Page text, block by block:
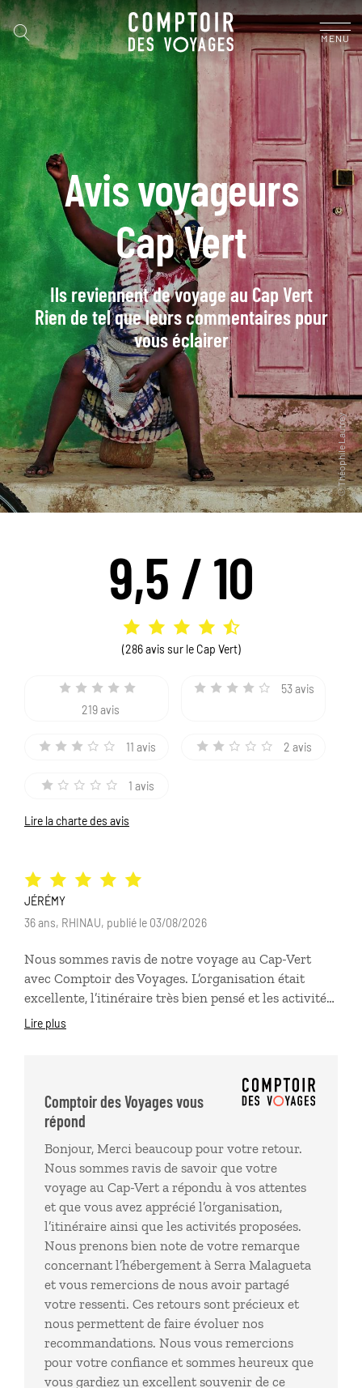
MENU
Avis voyageurs
Cap Vert
Ils reviennent de voyage au Cap Vert
Rien de tel que leurs commentaires pour
vous éclairer
9,5 / 10
(286 avis sur le Cap Vert)
219 avis
53 avis
11 avis 2 avis
1 avis
Lire la charte des avis
Nous sommes ravis de notre voyage au Cap-Vert
avec Comptoir des Voyages. L’organisation était
excellente, l’itinéraire très bien pensé et les activités
proposées étaient variées et parfaitement adaptées à
nous a semblé moins agréable et pas très propre.
Avec le recul, nous aurions préféré éviter cette étape,
passer deux nuits supplémentaires dans notre
dernier hôtel à Tarrafal et effectuer les activités de
cette région en voiture (Serra Malagueta se trouve à
15 min de Tarrafal). Malgré cela, nous garderons un
excellent souvenir de ce voyage.
Lire plus
JÉRÉMY
36 ans, RHINAU, publié le 03/08/2026
Comptoir des Voyages vous
répond
Bonjour, Merci beaucoup pour votre retour.
Nous sommes ravis de savoir que votre
voyage au Cap-Vert a répondu à vos attentes
et que vous avez apprécié l’organisation,
l’itinéraire ainsi que les activités proposées.
Nous prenons bien note de votre remarque
concernant l’hébergement à Serra Malagueta
et vous remercions de nous avoir partagé
votre ressenti. Ces retours sont précieux et
nous permettent de faire évoluer nos
recommandations. Nous vous remercions
pour votre confiance et sommes heureux que
vous gardiez un excellent souvenir de ce